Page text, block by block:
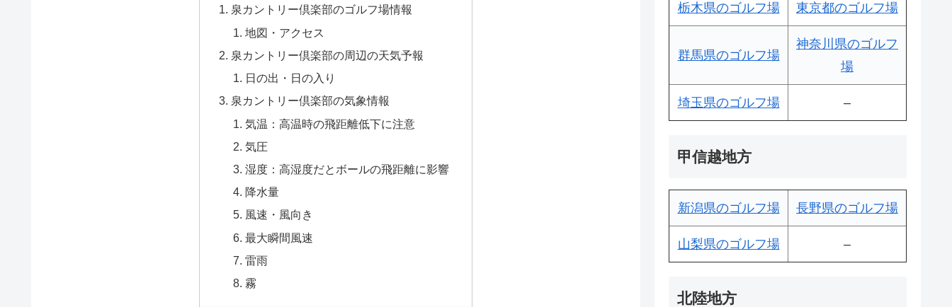
泉カントリー倶楽部のゴルフ場情報
地図・アクセス
泉カントリー倶楽部の周辺の天気予報
日の出・日の入り
泉カントリー倶楽部の気象情報
気温：高温時の飛距離低下に注意
気圧
湿度：高湿度だとボールの飛距離に影響
降水量
風速・風向き
最大瞬間風速
雷雨
霧
栃木県のゴルフ場 東京都のゴルフ場
群馬県のゴルフ場
神奈川県のゴルフ
場
埼玉県のゴルフ場 –
甲信越地方
新潟県のゴルフ場 長野県のゴルフ場
山梨県のゴルフ場 –
北陸地方